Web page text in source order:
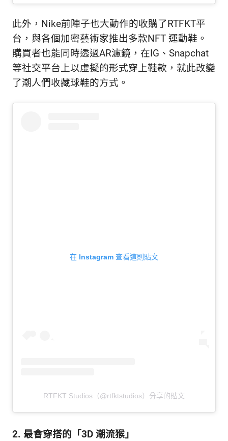
此外，Nike前陣子也大動作的收購了RTFKT平
台，與各個加密藝術家推出多款NFT 運動鞋。
購買者也能同時透過AR濾鏡，在IG、Snapchat
等社交平台上以虛擬的形式穿上鞋款，就此改變
了潮人們收藏球鞋的方式。
在 Instagram 查看這則貼文
RTFKT Studios（@rtfktstudios）分享的貼文
2. 最會穿搭的「3D 潮流猴」